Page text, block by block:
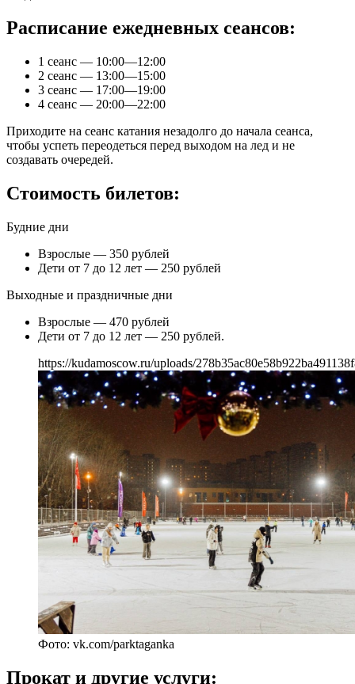
Расписание ежедневных сеансов:
1 сеанс — 10:00—12:00
2 сеанс — 13:00—15:00
3 сеанс — 17:00—19:00
4 сеанс — 20:00—22:00
Приходите на сеанс катания незадолго до начала сеанса,
чтобы успеть переодеться перед выходом на лед и не
создавать очередей.
Стоимость билетов:
Будние дни
Взрослые — 350 рублей
Дети от 7 до 12 лет — 250 рублей
Выходные и праздничные дни
Взрослые — 470 рублей
Дети от 7 до 12 лет — 250 рублей.
https://kudamoscow.ru/uploads/
Фото: vk.com/parktaganka
Прокат и другие услуги: